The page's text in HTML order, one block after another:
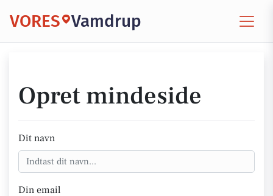
VORES Vamdrup
Opret mindeside
Dit navn
Din email